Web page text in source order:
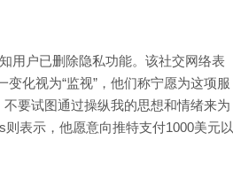
用户已删除隐私功能。该社交网络表
化视为“监视”，他们称宁愿为这项服
要试图通过操纵我的思想和情绪来为
表示，他愿意向推特支付1000美元以